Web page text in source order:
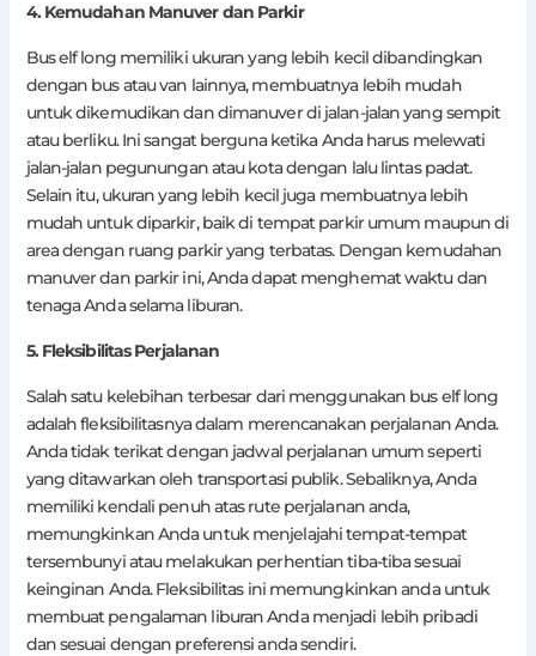
4. Kemudahan Manuver dan Parkir
Bus elf long memiliki ukuran yang lebih kecil dibandingkan
dengan bus atau van lainnya, membuatnya lebih mudah
untuk dikemudikan dan dimanuver di jalan-jalan yang sempit
atau berliku. Ini sangat berguna ketika Anda harus melewati
jalan-jalan pegunungan atau kota dengan lalu lintas padat.
Selain itu, ukuran yang lebih kecil juga membuatnya lebih
mudah untuk diparkir, baik di tempat parkir umum maupun di
area dengan ruang parkir yang terbatas. Dengan kemudahan
manuver dan parkir ini, Anda dapat menghemat waktu dan
tenaga Anda selama liburan.
5. Fleksibilitas Perjalanan
Salah satu kelebihan terbesar dari menggunakan bus elf long
adalah fleksibilitasnya dalam merencanakan perjalanan Anda.
Anda tidak terikat dengan jadwal perjalanan umum seperti
yang ditawarkan oleh transportasi publik. Sebaliknya, Anda
memiliki kendali penuh atas rute perjalanan anda,
memungkinkan Anda untuk menjelajahi tempat-tempat
tersembunyi atau melakukan perhentian tiba-tiba sesuai
keinginan Anda. Fleksibilitas ini memungkinkan anda untuk
membuat pengalaman liburan Anda menjadi lebih pribadi
dan sesuai dengan preferensi anda sendiri.